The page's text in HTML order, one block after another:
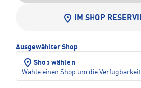
IM SHOP
Ausgewählter Shop
Shop wählen
Wähle einen Shop um die